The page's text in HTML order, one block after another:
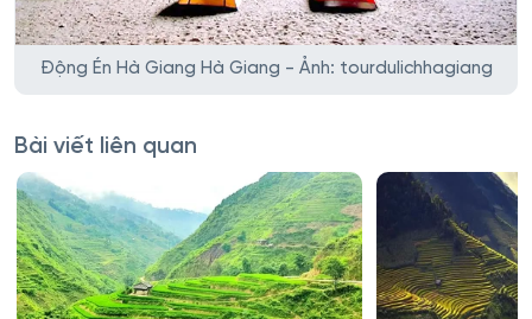
Động Én Hà Giang Hà Giang - Ảnh: tourdulichhagiang
Bài viết liên quan